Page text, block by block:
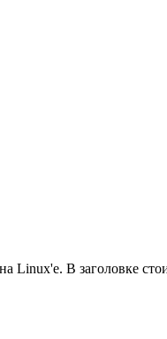
Linux'e. В заголовке